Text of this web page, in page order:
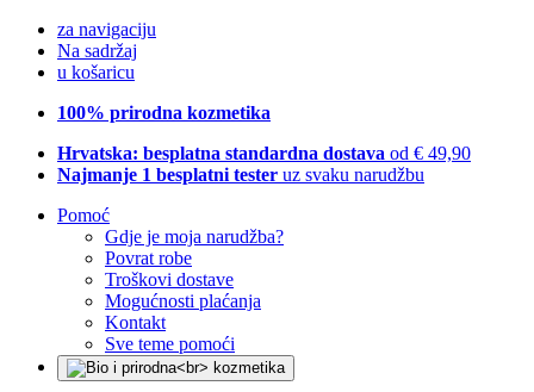
za navigaciju
Na sadržaj
u košaricu
100% prirodna kozmetika
Hrvatska: besplatna standardna dostava od € 49,90
Najmanje 1 besplatni tester uz svaku narudžbu
Pomoć
Gdje je moja narudžba?
Povrat robe
Troškovi dostave
Mogućnosti plaćanja
Kontakt
Sve teme pomoći